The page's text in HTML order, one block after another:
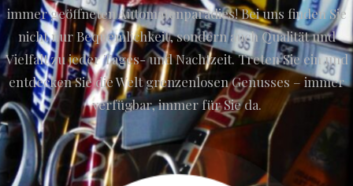
immer geöffneten Automatenparadies! Bei uns finden Sie
nicht nur Bequemlichkeit, sondern auch Qualität und
Vielfalt zu jeder Tages- und Nachtzeit. Treten Sie ein und
entdecken Sie die Welt grenzenlosen Genusses – immer
verfügbar, immer für Sie da.